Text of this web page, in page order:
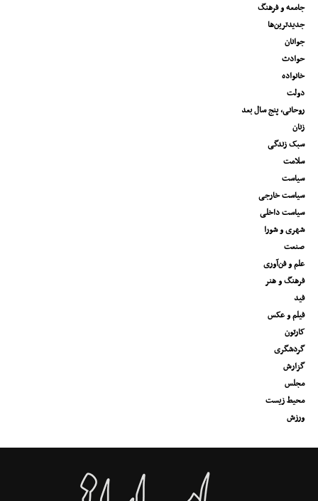
جامعه و فرهنگ
جدیدترین‌ها
جوانان
حوادث
خانواده
دولت
روحانی، پنج سال بعد
زنان
سبک زندگی
سلامت
سیاست
سیاست خارجی
سیاست داخلی
شهری و شورا
صنعت
علم و فن‌آوری
فرهنگ و هنر
فید
فیلم و عکس
کارتون
گردشگری
گزارش
مجلس
محیط زیست
ورزش